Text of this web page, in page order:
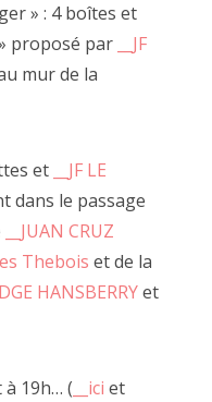
» : 4 boîtes et
proposé par
__JF
mur de la
et
__JF LE
dans le passage
__JUAN CRUZ
Thebois et de la
HANSBERRYet
19h… ( __ici et